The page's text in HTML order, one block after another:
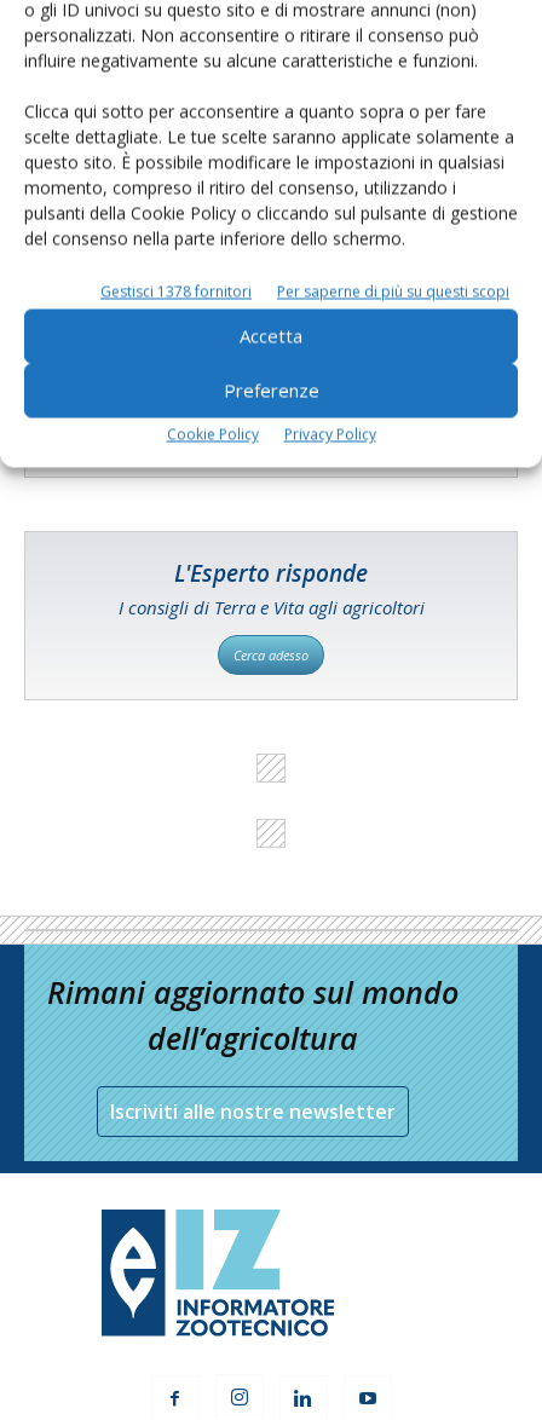
o gli ID univoci su questo sito e di mostrare annunci (non)
personalizzati. Non acconsentire o ritirare il consenso può
influire negativamente su alcune caratteristiche e funzioni.
Clicca qui sotto per acconsentire a quanto sopra o per fare
scelte dettagliate. Le tue scelte saranno applicate solamente a
questo sito. È possibile modificare le impostazioni in qualsiasi
momento, compreso il ritiro del consenso, utilizzando i
pulsanti della Cookie Policy o cliccando sul pulsante di gestione
del consenso nella parte inferiore dello schermo.
Gestisci 1378 fornitori Per saperne di più su questi scopi
Accetta
Preferenze
Cookie Policy Privacy Policy
E-magazine
Catalogo Aziende e Prodotti
prodotto!
Cerca adesso
L'Esperto risponde
I consigli di Terra e Vita agli agricoltori
Cerca adesso
Rimani aggiornato sul mondo
dell’agricoltura
Iscriviti alle nostre newsletter